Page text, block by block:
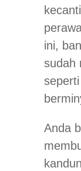
ini,
sudah
Anda